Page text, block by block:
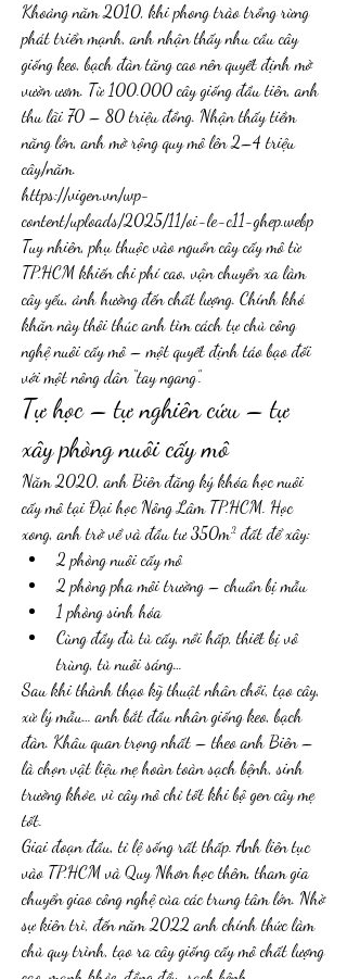
Khoảng năm 2010, khi phong trào trồng rừng
phát triển mạnh, anh nhận thấy nhu cầu cây
giống keo, bạch đàn tăng cao nên quyết định mở
vườn ươm. Từ 100.000 cây giống đầu tiên, anh
thu lãi 70 – 80 triệu đồng. Nhận thấy tiềm
năng lớn, anh mở rộng quy mô lên 2–4 triệu
cây/năm.
https://vigen.vn/wp-
content/uploads/2025/11/oi-le-c11-ghep.webp
Tuy nhiên, phụ thuộc vào nguồn cây cấy mô từ
TP.HCM khiến chi phí cao, vận chuyển xa làm
cây yếu, ảnh hưởng đến chất lượng. Chính khó
khăn này thôi thúc anh tìm cách tự chủ công
nghệ nuôi cấy mô – một quyết định táo bạo đối
với một nông dân “tay ngang”.
Tự học – tự nghiên cứu – tự
xây phòng nuôi cấy mô
Năm 2020, anh Biên đăng ký khóa học nuôi
cấy mô tại Đại học Nông Lâm TP.HCM. Học
xong, anh trở về và đầu tư 350m² đất để xây:
2 phòng nuôi cấy mô
2 phòng pha môi trường – chuẩn bị mẫu
1 phòng sinh hóa
Cùng đầy đủ tủ cấy, nồi hấp, thiết bị vô
trùng, tủ nuôi sáng…
Sau khi thành thạo kỹ thuật nhân chồi, tạo cây,
xử lý mẫu… anh bắt đầu nhân giống keo, bạch
đàn. Khâu quan trọng nhất – theo anh Biên –
là chọn vật liệu mẹ hoàn toàn sạch bệnh, sinh
trưởng khỏe, vì cây mô chỉ tốt khi bộ gen cây mẹ
tốt.
Giai đoạn đầu, tỉ lệ sống rất thấp. Anh liên tục
vào TP.HCM và Quy Nhơn học thêm, tham gia
chuyển giao công nghệ của các trung tâm lớn. Nhờ
sự kiên trì, đến năm 2022 anh chính thức làm
chủ quy trình, tạo ra cây giống cấy mô chất lượng